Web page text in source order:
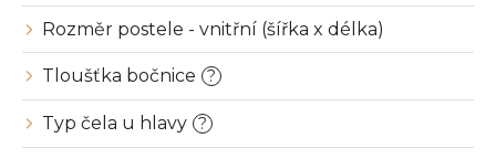
Rozměr postele - vnitřní (šířka x délka)
Tloušťka bočnice ?
Typ čela u hlavy ?